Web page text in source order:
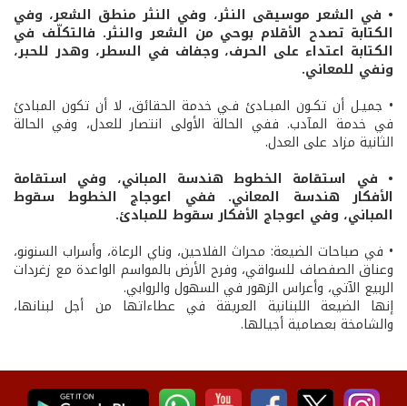
• في الشعر موسيقى النثر، وفي النثر منطق الشعر، وفي
الكتابة تصدح الأقلام بوحي من الشعر والنثر. فالتكلّف في
الكتابة اعتداء على الحرف، وجفاف في السطر، وهدر للحبر،
ونفي للمعاني.
• جميـل أن تكـون المبـادئ فـي خدمة الحقائق، لا أن تكون المبادئ
في خدمة المآدب. ففي الحالة الأولى انتصار للعدل، وفي الحالة
الثانية مزاد على العدل.
• في استقامة الخطوط هندسة المباني، وفي استقامة
الأفكار هندسة المعاني. ففي اعوجاج الخطوط سقوط
المباني، وفي اعوجاج الأفكار سقوط للمبادئ.
• في صباحات الضيعة: محراث الفلاحين، وناي الرعاة، وأسراب السنونو،
وعناق الصفصاف للسواقي، وفرح الأرض بالمواسم الواعدة مع زغردات
الربيع الآتي، وأعراس الزهور في السهول والروابي.
إنها الضيعة اللبنانية العريقة في عطاءاتها من أجل لبنانها،
والشامخة بعصامية أجيالها.